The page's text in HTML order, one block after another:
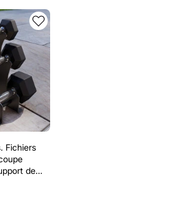
Fichiers
de